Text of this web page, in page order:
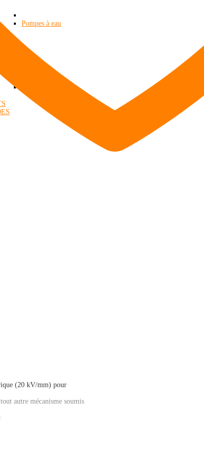
Pompes à eau
(20 kV/mm) pour
autre mécanisme soumis
contre les effets néfastes des sels, des saletés et de la corrosion.